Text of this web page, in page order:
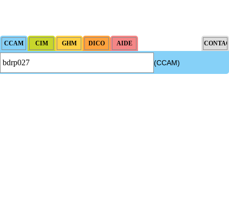
(CCAM)